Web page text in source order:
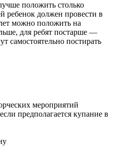
положить столько
ребенок должен провести в
можно положить на
для ребят постарше —
самостоятельно постирать
мероприятий
предполагается купание в